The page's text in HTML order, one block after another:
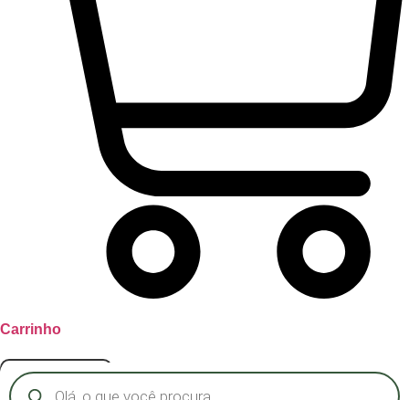
Carrinho
Assinar o Clube
Pesquisar
produtos